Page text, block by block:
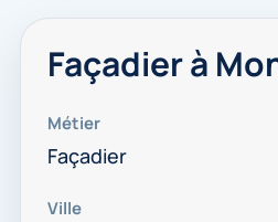
Façadier à
Métier
Façadier
Ville